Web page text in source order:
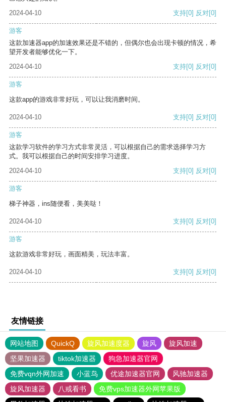
2024-04-10
支持[0] 反对[0]
游客
这款加速器app的加速效果还是不错的，但偶尔也会出现卡顿的情况，希
望开发者能够优化一下。
2024-04-10
支持[0] 反对[0]
游客
这款app的游戏非常好玩，可以让我消磨时间。
2024-04-10 支持[0] 反对[0]
游客
这款学习软件的学习方式非常灵活，可以根据自己的需求选择学习方
式。我可以根据自己的时间安排学习进度。
2024-04-10
支持[0] 反对[0]
游客
梯子神器，ins随便看，美美哒！
2024-04-10 支持[0] 反对[0]
游客
这款游戏非常好玩，画面精美，玩法丰富。
2024-04-10 支持[0] 反对[0]
友情链接
网站地图 QuickQ 旋风加速度器 旋风
旋风加速
坚果加速器
tiktok加速器
狗急加速器官网
免费vqn外网加速
小蓝鸟 优途加速器官网
风驰加速器
旋风加速器
八戒看书
免费vps加速器外网苹果版